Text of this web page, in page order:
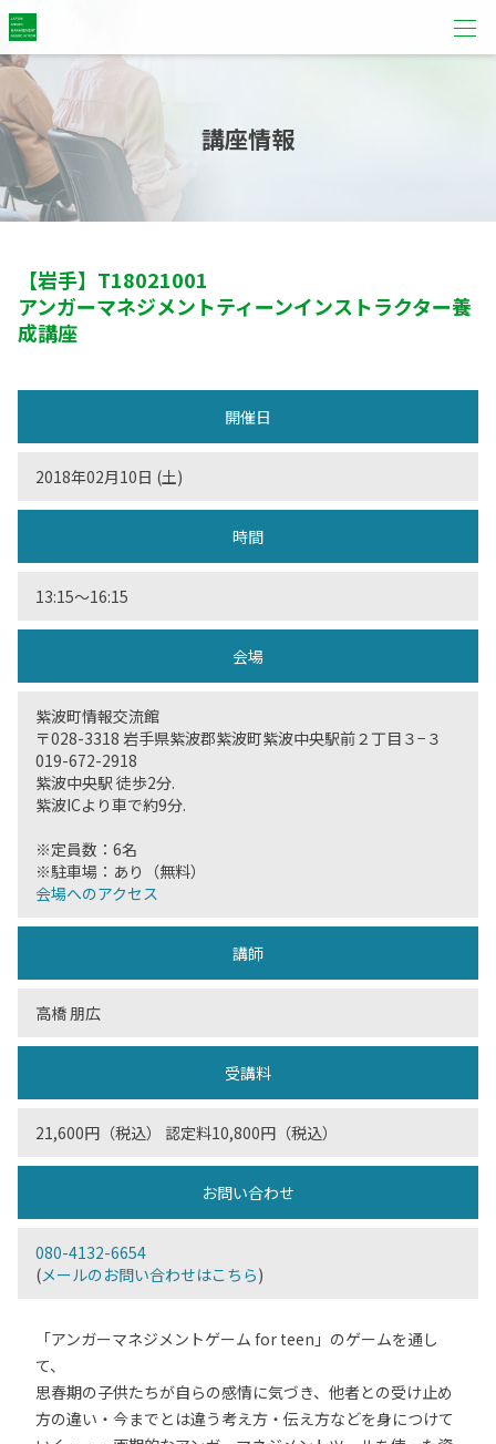
講座情報
【岩手】 T18021001
アンガーマネジメントティーンインストラクター養
成講座
開催日
2018年02月10日 (土)
時間
13:15〜16:15
会場
紫波町情報交流館
〒028-3318 岩手県紫波郡紫波町紫波中央駅前２丁目３−３
019-672-2918
紫波中央駅 徒歩2分.
紫波ICより車で約9分.
※定員数：6名
※駐車場：あり（無料）
会場へのアクセス
講師
高橋 朋広
受講料
21,600円（税込） 認定料10,800円（税込）
お問い合わせ
080-4132-6654
(メールのお問い合わせはこちら)
「アンガーマネジメントゲーム for teen」のゲームを通し
て、
思春期の子供たちが自らの感情に気づき、他者との受け止め
方の違い・今までとは違う考え方・伝え方などを身につけて